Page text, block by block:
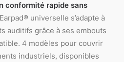
conformité rapide sans
universelle s’adapte à
auditifs grâce à ses embouts
4 modèles pour couvrir
industriels, disponibles